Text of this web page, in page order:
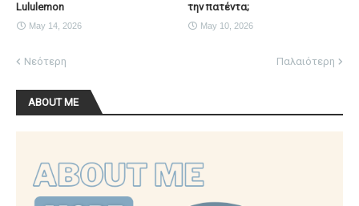
Lululemon
May 14, 2026
την πατέντα;
May 10, 2026
Νεότερη Παλαιότερη
ABOUT ME